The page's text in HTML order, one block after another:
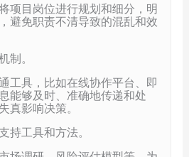
项目岗位进行规划和细分，明
避免职责不清导致的混乱和效
制。
工具，比如在线协作平台、即
能够及时、准确地传递和处
真影响决策。
持工具和方法。